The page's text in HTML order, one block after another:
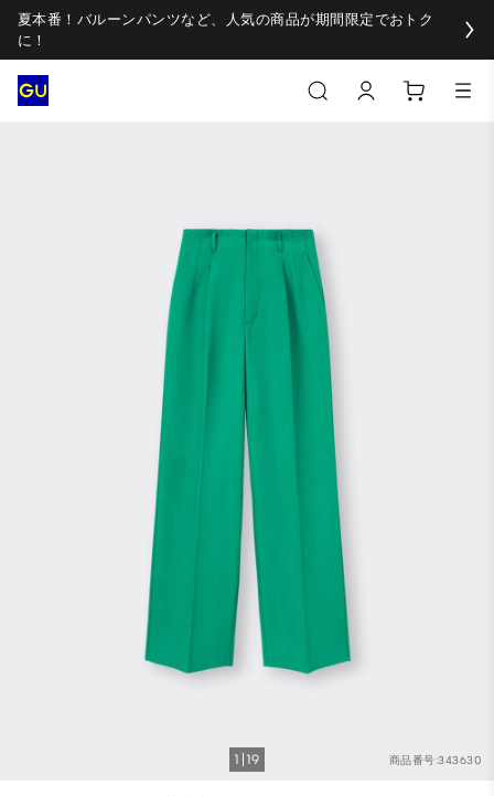
夏本番！バルーンパンツなど、人気の商品が期間限定でおトク
に！
商品番号:343630
1 19